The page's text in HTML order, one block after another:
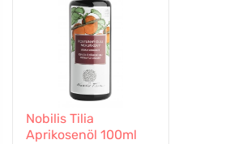
Nobilis Tilia
Aprikosenöl 100ml